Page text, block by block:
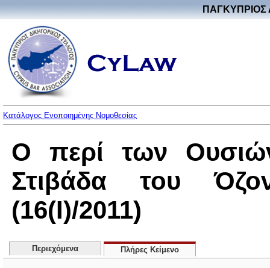
ΠΑΓΚΥΠΡΙΟΣ
Κατάλογος Ενοποιημένης Νομοθεσίας
Ο περί των
Στιβάδα του
(16(I)/2011)
Περιεχόμενα Πλήρες Κείμενο